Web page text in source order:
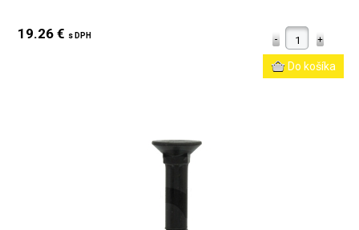
19.26 € s DPH